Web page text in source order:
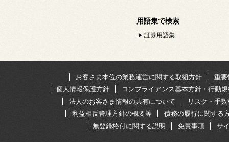
用語集で検索
証券用語集
お客さま本位の業務運営に関する取組方針
重要
個人情報保護方針
コンプライアンス基本方針・行動
法人のお客さま情報の共有について
リスク・手
利益相反管理方針の概要等
債務の履行に関する
無登録格付に関する説明
免責事項 サ